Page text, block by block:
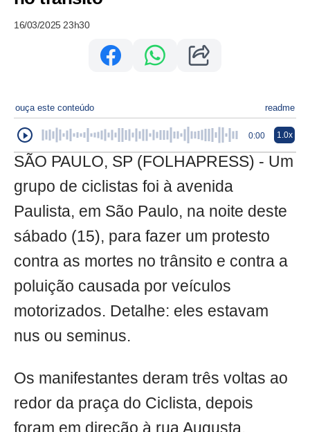
16/03/2025 23h30
ouça este conteúdo readme
0:00 1.0x
SÃO PAULO, SP (FOLHAPRESS) - Um
grupo de ciclistas foi à avenida
Paulista, em São Paulo, na noite deste
sábado (15), para fazer um protesto
contra as mortes no trânsito e contra a
poluição causada por veículos
motorizados. Detalhe: eles estavam
nus ou seminus.
Os manifestantes deram três voltas ao
redor da praça do Ciclista, depois
foram em direção à rua Augusta.